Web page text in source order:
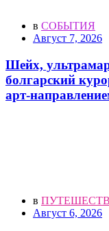
в СОБЫТИЯ
Август 7, 2026
Шейх,
болгарский
арт-
в
Август 6, 2026